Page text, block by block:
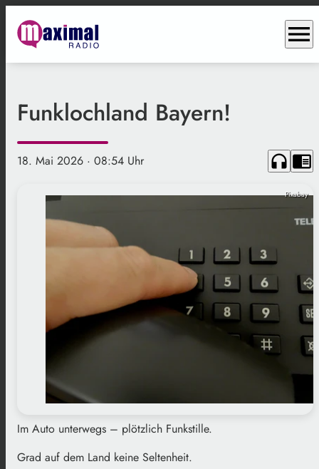
menu
Funklochland Bayern!
18. Mai 2026 · 08:54 Uhr headphones chrome_reader_mode
Pixabay
Im Auto unterwegs – plötzlich Funkstille.
Grad auf dem Land keine Seltenheit.